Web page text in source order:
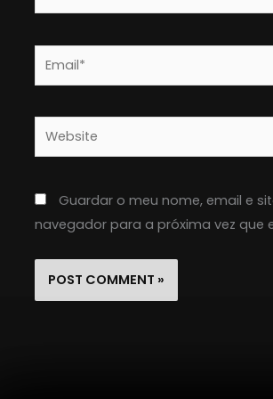
Email*
Website
Guardar o meu nome, email e
navegador para a próxima vez que